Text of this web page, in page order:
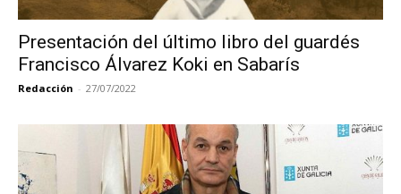
Presentación del último libro del guardés
Francisco Álvarez Koki en Sabarís
Redacción - 27/07/2022